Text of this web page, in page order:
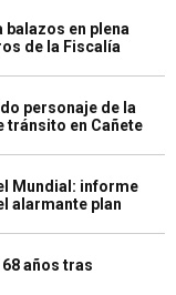
balazos en plena
de la Fiscalía
personaje de la
tránsito en Cañete
Mundial: informe
alarmante plan
años tras